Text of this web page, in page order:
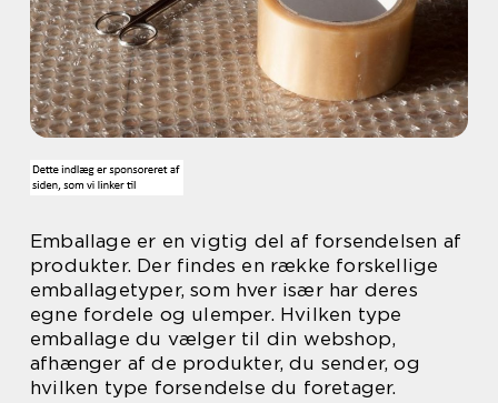
Emballage er en vigtig del af forsendelsen af
produkter. Der findes en række forskellige
emballagetyper, som hver især har deres
egne fordele og ulemper. Hvilken type
emballage du vælger til din webshop,
afhænger af de produkter, du sender, og
hvilken type forsendelse du foretager.